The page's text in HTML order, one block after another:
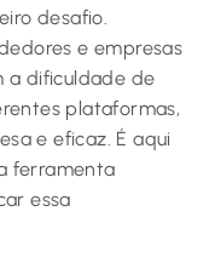
desafio.
e empresas
a dificuldade de
plataformas,
e eficaz. É aqui
ferramenta
essa